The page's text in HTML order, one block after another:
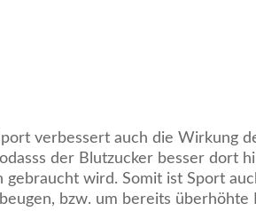
verbessert auch die Wirkung
der Blutzucker besser dort
gebraucht wird. Somit ist Sport
bzw. um bereits